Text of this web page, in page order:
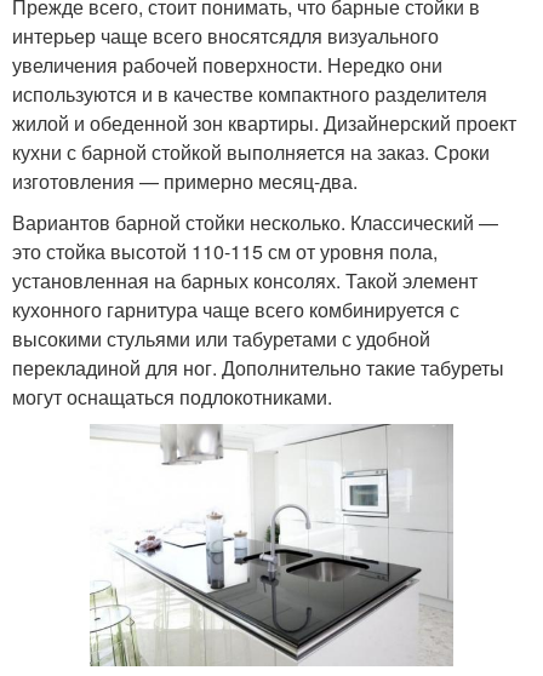
Прежде всего, стоит понимать, что барные стойки в
интерьер чаще всего вносятсядля визуального
увеличения рабочей поверхности. Нередко они
используются и в качестве компактного разделителя
жилой и обеденной зон квартиры. Дизайнерский проект
кухни с барной стойкой выполняется на заказ. Сроки
изготовления — примерно месяц-два.
Вариантов барной стойки несколько. Классический —
это стойка высотой 110-115 см от уровня пола,
установленная на барных консолях. Такой элемент
кухонного гарнитура чаще всего комбинируется с
высокими стульями или табуретами с удобной
перекладиной для ног. Дополнительно такие табуреты
могут оснащаться подлокотниками.